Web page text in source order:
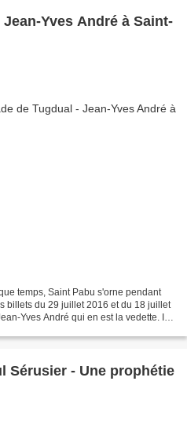
Yves André à Saint-
temps, Saint Pabu s'orne pendant
billets du 29 juillet 2016 et du 18 juillet
Yves André qui en est la vedette. Il
Une prophétie